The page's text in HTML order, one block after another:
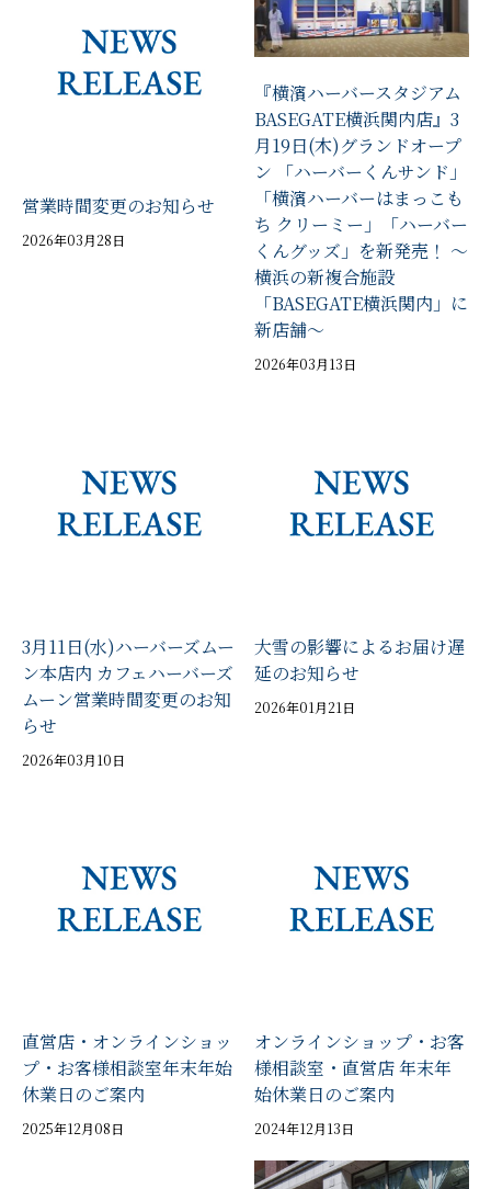
営業時間変更のお知らせ
2026年03月28日
『横濱ハーバースタジアム
BASEGATE横浜関内店』3
月19日(木)グランドオープ
ン 「ハーバーくんサンド」
「横濱ハーバーはまっこも
ち クリーミー」「ハーバー
くんグッズ」を新発売！ ～
横浜の新複合施設
「BASEGATE横浜関内」に
新店舗～
2026年03月13日
3月11日(水)ハーバーズムー
ン本店内 カフェハーバーズ
ムーン営業時間変更のお知
らせ
2026年03月10日
大雪の影響によるお届け遅
延のお知らせ
2026年01月21日
直営店・オンラインショッ
プ・お客様相談室年末年始
休業日のご案内
2025年12月08日
オンラインショップ・お客
様相談室・直営店 年末年
始休業日のご案内
2024年12月13日